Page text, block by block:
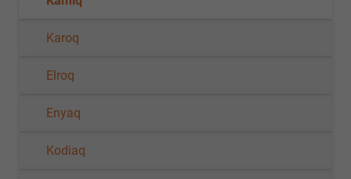
Karoq
Elroq
Enyaq
Kodiaq